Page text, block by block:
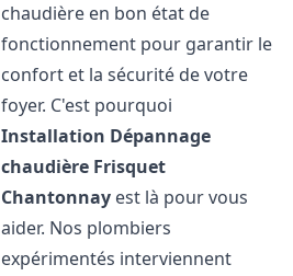
chaudière en bon état de
fonctionnement pour garantir le
confort et la sécurité de votre
foyer. C'est pourquoi
Installation Dépannage
chaudière Frisquet
Chantonnay est là pour vous
aider. Nos plombiers
expérimentés interviennent